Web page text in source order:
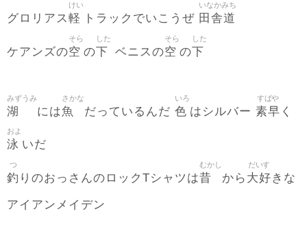
グロリアス軽
けい
トラックでいこうぜ 田舎道
いなかみち
ケアンズの空
そら
の下
した
ベニスの空
そら
の下
した
湖
みずうみ
には魚
さかな
だっているんだ 色
いろ
はシルバー 素早
すばや
く
泳
およ
いだ
釣
つ
りのおっさんのロックTシャツは昔
むかし
から 大好
だいす
きな
アイアンメイデン